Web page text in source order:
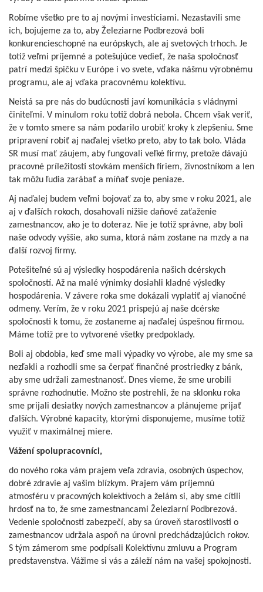
Robíme všetko pre to aj novými investíciami. Nezastavili sme
ich, bojujeme za to, aby Železiarne Podbrezová boli
konkurencieschopné na európskych, ale aj svetových trhoch. Je
totiž veľmi príjemné a potešujúce vedieť, že naša spoločnosť
patrí medzi špičku v Európe i vo svete, vďaka nášmu výrobnému
programu, ale aj vďaka pracovnému kolektívu.
Neistá sa pre nás do budúcnosti javí komunikácia s vládnymi
činiteľmi. V minulom roku totiž dobrá nebola. Chcem však veriť,
že v tomto smere sa nám podarilo urobiť kroky k zlepšeniu. Sme
pripravení robiť aj naďalej všetko preto, aby to tak bolo. Vláda
SR musí mať záujem, aby fungovali veľké ﬁrmy, pretože dávajú
pracovné príležitosti stovkám menších ﬁriem, živnostníkom a len
tak môžu ľudia zarábať a míňať svoje peniaze.
Aj naďalej budem veľmi bojovať za to, aby sme v roku 2021, ale
aj v ďalších rokoch, dosahovali nižšie daňové zaťaženie
zamestnancov, ako je to doteraz. Nie je totiž správne, aby boli
naše odvody vyššie, ako suma, ktorá nám zostane na mzdy a na
ďalší rozvoj ﬁrmy.
Potešiteľné sú aj výsledky hospodárenia našich dcérskych
spoločností. Až na malé výnimky dosiahli kladné výsledky
hospodárenia. V závere roka sme dokázali vyplatiť aj vianočné
odmeny. Verím, že v roku 2021 prispejú aj naše dcérske
spoločnosti k tomu, že zostaneme aj naďalej úspešnou ﬁrmou.
Máme totiž pre to vytvorené všetky predpoklady.
Boli aj obdobia, keď sme mali výpadky vo výrobe, ale my sme sa
nezľakli a rozhodli sme sa čerpať finančné prostriedky z bánk,
aby sme udržali zamestnanosť. Dnes vieme, že sme urobili
správne rozhodnutie. Možno ste postrehli, že na sklonku roka
sme prijali desiatky nových zamestnancov a plánujeme prijať
ďalších. Výrobné kapacity, ktorými disponujeme, musíme totiž
využiť v maximálnej miere.
Vážení spolupracovníci,
do nového roka vám prajem veľa zdravia, osobných úspechov,
dobré zdravie aj vašim blízkym. Prajem vám príjemnú
atmosféru v pracovných kolektívoch a želám si, aby sme cítili
hrdosť na to, že sme zamestnancami Železiarní Podbrezová.
Vedenie spoločnosti zabezpečí, aby sa úroveň starostlivosti o
zamestnancov udržala aspoň na úrovni predchádzajúcich rokov.
S tým zámerom sme podpísali Kolektívnu zmluvu a Program
predstavenstva. Vážime si vás a záleží nám na vašej spokojnosti.